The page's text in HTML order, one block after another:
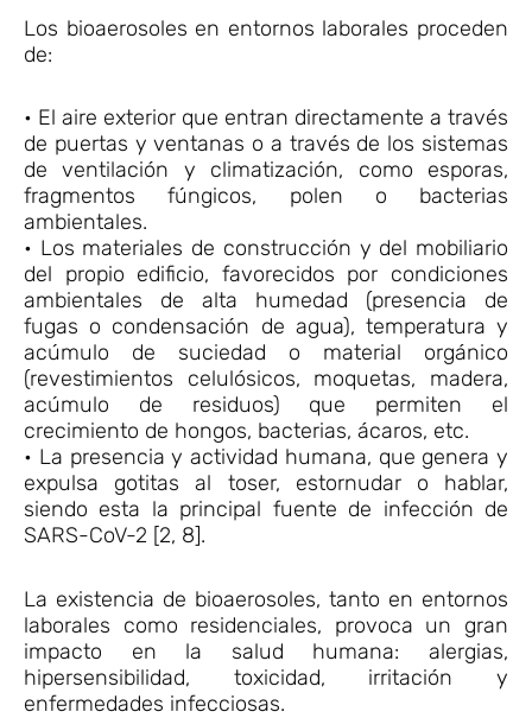
Los bioaerosoles en entornos laborales proceden
de:
• El aire exterior que entran directamente a través
de puertas y ventanas o a través de los sistemas
de ventilación y climatización, como esporas,
fragmentos fúngicos, polen o bacterias
ambientales.
• Los materiales de construcción y del mobiliario
del propio edificio, favorecidos por condiciones
ambientales de alta humedad (presencia de
fugas o condensación de agua), temperatura y
acúmulo de suciedad o material orgánico
(revestimientos celulósicos, moquetas, madera,
acúmulo de residuos) que permiten el
crecimiento de hongos, bacterias, ácaros, etc.
• La presencia y actividad humana, que genera y
expulsa gotitas al toser, estornudar o hablar,
siendo esta la principal fuente de infección de
SARS-CoV-2 [2, 8].
La existencia de bioaerosoles, tanto en entornos
laborales como residenciales, provoca un gran
impacto en la salud humana: alergias,
hipersensibilidad, toxicidad, irritación y
enfermedades infecciosas.